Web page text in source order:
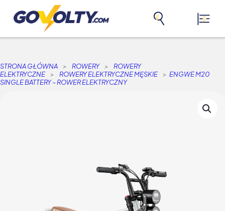
STRONA GŁÓWNA > ROWERY >
ROWERY
ELEKTRYCZNE
> ROWERY ELEKTRYCZNE MĘSKIE > ENGWE M20
SINGLE BATTERY – ROWER ELEKTRYCZNY